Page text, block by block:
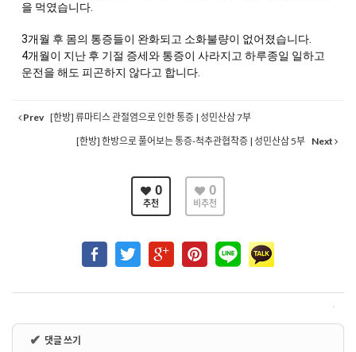
을 먹였습니다.
3개월 후 몸의 통증들이 완화되고 소화불량이 없어졌습니다.
4개월이 지난 후 기절 증세와 통증이 사라지고 하루종일 일하고
운전을 해도 피곤하지 않다고 합니다.
Prev [한방] 류마티스 관절염으로 인한 통증 | 성민산삼 7부
[한방] 한방으로 풀어보는 통증-척추관협착증 | 성민산삼 5부 Next
0
추천
0
비추천
✔ 댓글 쓰기